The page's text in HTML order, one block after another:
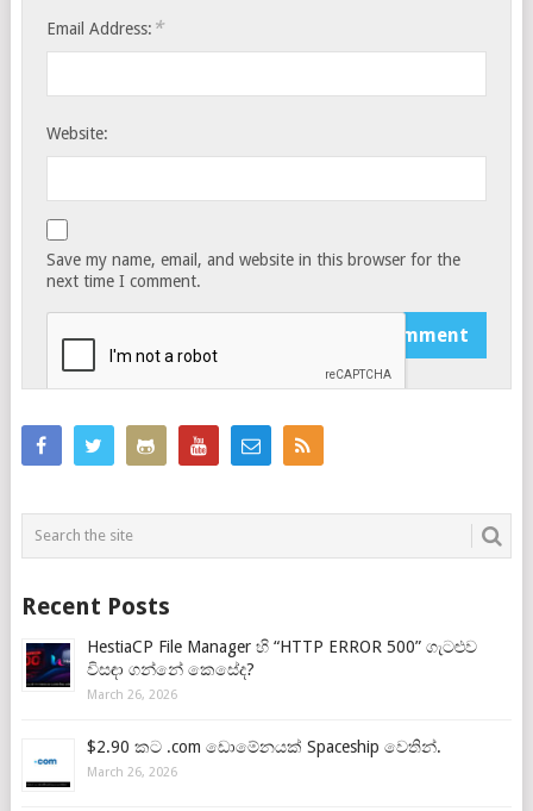
Email Address: *
Website:
Save my name, email, and website in this browser for the
next time I comment.
Recent Posts
HestiaCP File Manager හි “HTTP ERROR 500” ගැටළුව
විසඳා ගන්නේ කෙසේද?
March 26, 2026
$2.90 කට .com ඩොමේනයක් Spaceship වෙතින්.
March 26, 2026